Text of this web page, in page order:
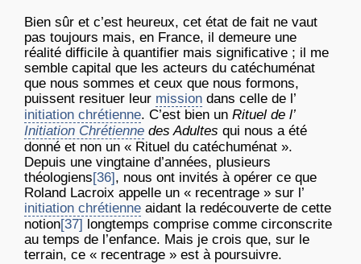
Bien sûr et c’est heureux, cet état de fait ne vaut
pas toujours mais, en France, il demeure une
réalité difficile à quantifier mais significative ; il me
semble capital que les acteurs du catéchuménat
que nous sommes et ceux que nous formons,
puissent resituer leur mission dans celle de l’
initiation chrétienne. C’est bien un Rituel de l’
Initiation Chrétienne des Adultes qui nous a été
donné et non un « Rituel du catéchuménat ».
Depuis une vingtaine d’années, plusieurs
théologiens[36] , nous ont invités à opérer ce que
Roland Lacroix appelle un « recentrage » sur l’
initiation chrétienne aidant la redécouverte de cette
notion[37]
longtemps comprise comme circonscrite
au temps de l’enfance. Mais je crois que, sur le
terrain, ce « recentrage » est à poursuivre.